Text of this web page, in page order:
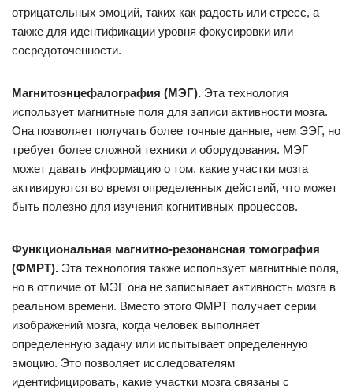
отрицательных эмоций, таких как радость или стресс, а
также для идентификации уровня фокусировки или
сосредоточенности.
Магнитоэнцефалография (МЭГ). Эта технология
использует магнитные поля для записи активности мозга.
Она позволяет получать более точные данные, чем ЭЭГ, но
требует более сложной техники и оборудования. МЭГ
может давать информацию о том, какие участки мозга
активируются во время определенных действий, что может
быть полезно для изучения когнитивных процессов.
Функциональная магнитно-резонансная томография
(ФМРТ). Эта технология также использует магнитные поля,
но в отличие от МЭГ она не записывает активность мозга в
реальном времени. Вместо этого ФМРТ получает серии
изображений мозга, когда человек выполняет
определенную задачу или испытывает определенную
эмоцию. Это позволяет исследователям
идентифицировать, какие участки мозга связаны с